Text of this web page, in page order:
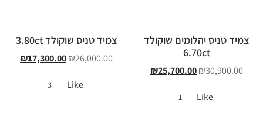
צמיד טניס יהלומים שוקולד
6.70ct
₪30,900.00
₪25,700.00
Like
1
צמיד טניס שוקולד 3.80ct
₪26,000.00
₪17,300.00
Like
3